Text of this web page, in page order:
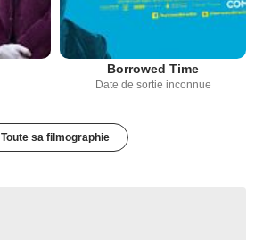
Borrowed Time
Date de sortie inconnue
Toute sa filmographie